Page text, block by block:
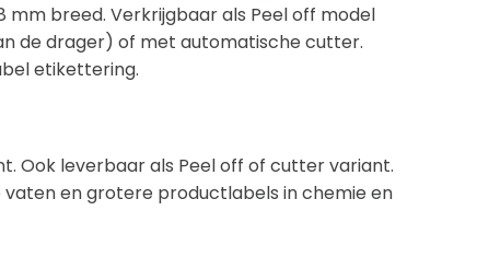
mm breed. Verkrijgbaar als Peel off model
de drager) of met automatische cutter.
etikettering.
Ook leverbaar als Peel off of cutter variant.
vaten en grotere productlabels in chemie en